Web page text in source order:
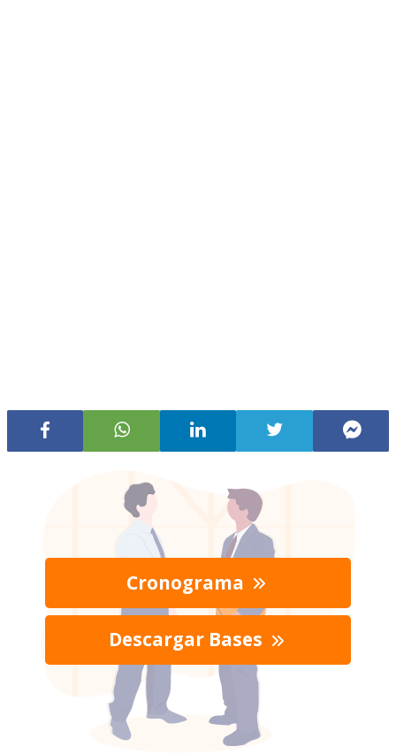
Cronograma
Descargar Bases